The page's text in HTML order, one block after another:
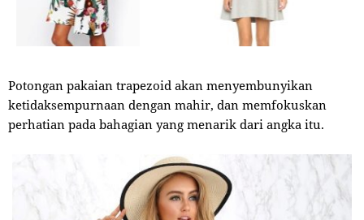
Potongan pakaian trapezoid akan menyembunyikan
ketidaksempurnaan dengan mahir, dan memfokuskan
perhatian pada bahagian yang menarik dari angka itu.